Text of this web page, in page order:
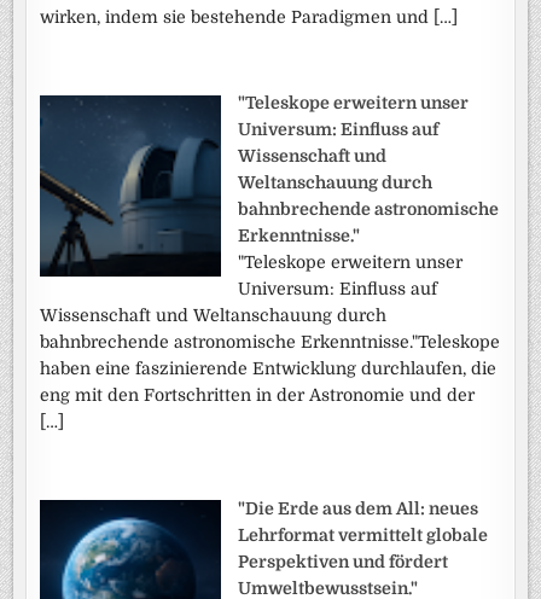
wirken, indem sie bestehende Paradigmen und […]
"Teleskope erweitern unser
Universum: Einfluss auf
Wissenschaft und
Weltanschauung durch
bahnbrechende astronomische
Erkenntnisse."
"Teleskope erweitern unser
Universum: Einfluss auf
Wissenschaft und Weltanschauung durch
bahnbrechende astronomische Erkenntnisse."Teleskope
haben eine faszinierende Entwicklung durchlaufen, die
eng mit den Fortschritten in der Astronomie und der
[…]
"Die Erde aus dem All: neues
Lehrformat vermittelt globale
Perspektiven und fördert
Umweltbewusstsein."